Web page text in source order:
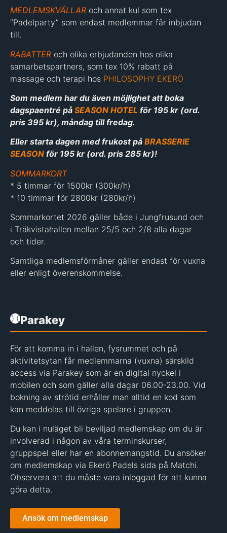
MEDLEMSKVÄLLAR och annat kul som tex
”Padelparty” som endast medlemmar får inbjudan
till.
RABATTER och olika erbjudanden hos olika
samarbetspartners, som tex 10% rabatt på
massage och terapi hos PHILOSOPHY EKERÖ
Som medlem har du även möjlighet att boka
dagspaentré på SEASON HOTEL för 195 kr (ord.
pris 395 kr), måndag till fredag.
Eller starta dagen med frukost på BRASSERIE
SEASON för 195 kr (ord. pris 285 kr)!
SOMMARKORT
* 5 timmar för 1500kr (300kr/h)
* 10 timmar för 2800kr (280kr/h)
Sommarkortet 2026 gäller både i Jungfrusund och
i Träkvistahallen mellan 25/5 och 2/8 alla dagar
och tider.
Samtliga medlemsförmåner gäller endast för vuxna
eller enligt överenskommelse.
Parakey
För att komma in i hallen, fysrummet och på
aktivitetsytan får medlemmarna (vuxna) särskild
access via Parakey som är en digital nyckel i
mobilen och som gäller alla dagar 06.00-23.00. Vid
bokning av strötid erhåller man alltid en kod som
kan meddelas till övriga spelare i gruppen.
Du kan i nuläget bli beviljad medlemskap om du är
involverad i någon av våra terminskurser,
gruppspel eller har en abonnemangstid. Du ansöker
om medlemskap via Ekerö Padels sida på Matchi.
Observera att du måste vara inloggad för att kunna
göra detta.
Ansök om medlemskap